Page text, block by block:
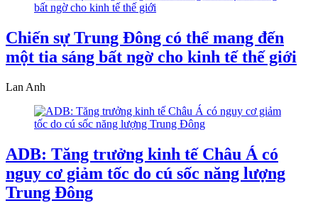
Chiến sự Trung Đông có thể mang đến
một tia sáng bất ngờ cho kinh tế thế giới
Lan Anh
ADB: Tăng trưởng kinh tế Châu Á có
nguy cơ giảm tốc do cú sốc năng lượng
Trung Đông